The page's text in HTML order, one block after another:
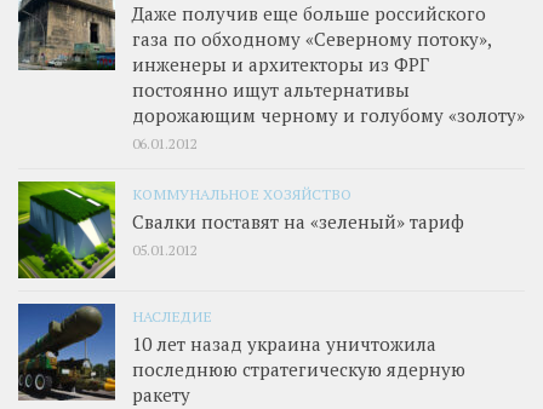
Даже получив еще больше российского
газа по обходному «Северному потоку»,
инженеры и архитекторы из ФРГ
постоянно ищут альтернативы
дорожающим черному и голубому «золоту»
06.01.2012
КОММУНАЛЬНОЕ ХОЗЯЙСТВО
Свалки поставят на «зеленый» тариф
05.01.2012
НАСЛЕДИЕ
10 лет назад украина уничтожила
последнюю стратегическую ядерную
ракету